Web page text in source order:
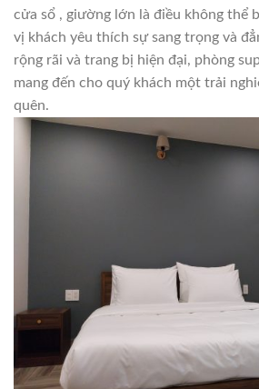
cửa sổ , giường lớn là điều không thể
vị khách yêu thích sự sang trọng và
rộng rãi và trang bị hiện đại, phòng
mang đến cho quý khách một trải
quên.